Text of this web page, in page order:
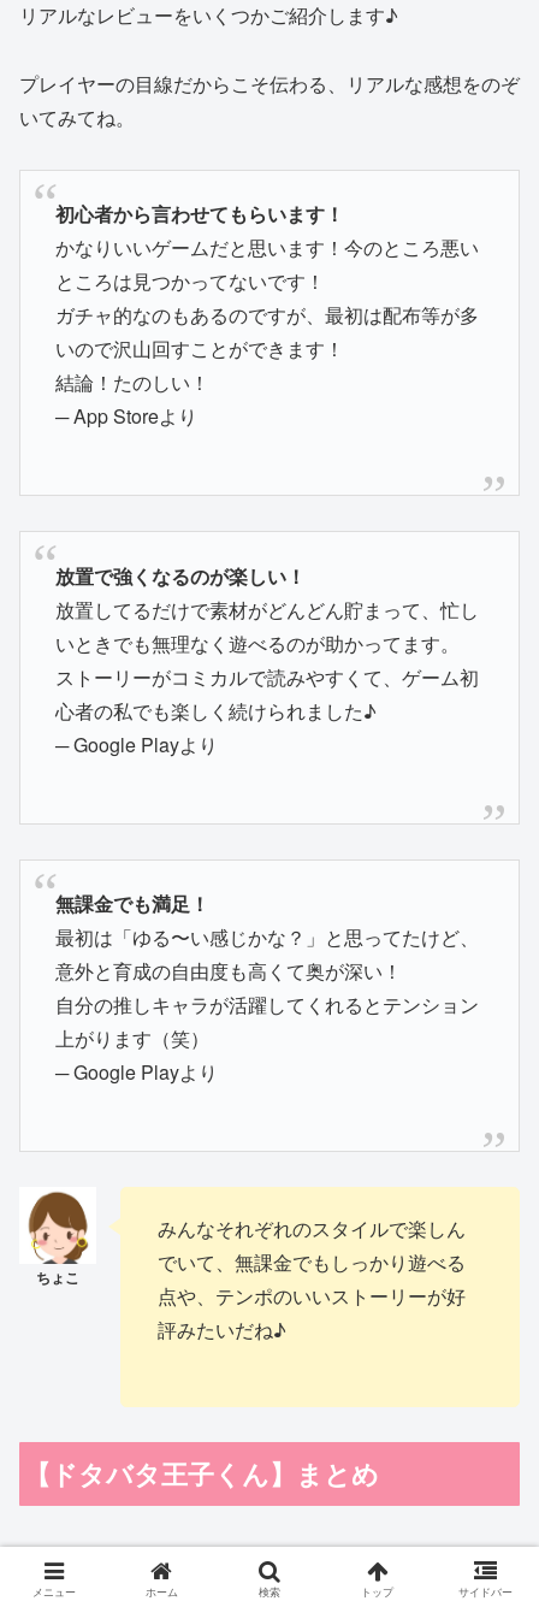
リアルなレビューをいくつかご紹介します♪
プレイヤーの目線だからこそ伝わる、リアルな感想をのぞ
いてみてね。
初心者から言わせてもらいます！
かなりいいゲームだと思います！今のところ悪い
ところは見つかってないです！
ガチャ的なのもあるのですが、最初は配布等が多
いので沢山回すことができます！
結論！たのしい！
─ App Storeより
放置で強くなるのが楽しい！
放置してるだけで素材がどんどん貯まって、忙し
いときでも無理なく遊べるのが助かってます。
ストーリーがコミカルで読みやすくて、ゲーム初
心者の私でも楽しく続けられました♪
─ Google Playより
無課金でも満足！
最初は「ゆる〜い感じかな？」と思ってたけど、
意外と育成の自由度も高くて奥が深い！
自分の推しキャラが活躍してくれるとテンション
上がります（笑）
─ Google Playより
みんなそれぞれのスタイルで楽しん
でいて、無課金でもしっかり遊べる
点や、テンポのいいストーリーが好
評みたいだね♪
【ドタバタ王子くん】まとめ
『ドタバタ王子くん』
は、放置ゲーム初心者さんにもぴっ
たりな、ゆるっと楽しめるスマホゲーム。
メニュー ホーム 検索 トップ サイドバー